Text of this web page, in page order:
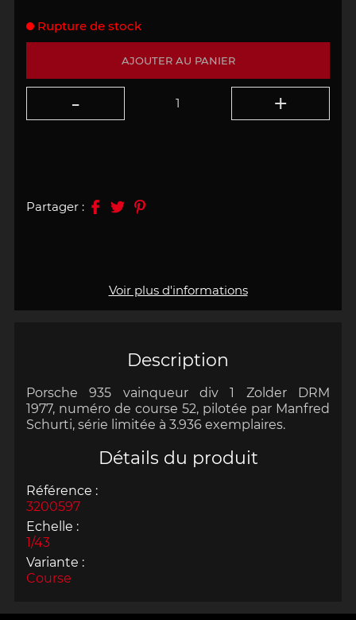
Description
Porsche 935 vainqueurdiv 1 Zolder DRM
1977, numéro de course 52, pilotée par Manfred
Schurti, série limitée à 3.936 exemplaires.
Détails du produit
Référence :
3200597
Echelle :
1/43
Variante :
Course
Voir plus d'informations
AJOUTER AU PANIER
Rupture de stock
Partager :